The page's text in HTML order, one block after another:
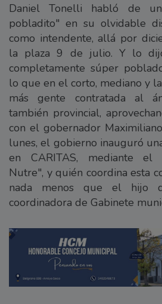
Daniel Tonelli habló de un
pobladito" en su olvidable
como intendente, allá por
la plaza 9 de julio. Y lo
completamente súper
lo que en el corto, mediano y
más gente contratada al
también provincial,
con el gobernador
lunes, el gobierno inauguró
en CARITAS, mediante el
Nutre", y quién coordina esta
nada menos que el hijo
coordinadora de Gabinete